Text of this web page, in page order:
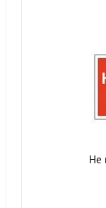
Не